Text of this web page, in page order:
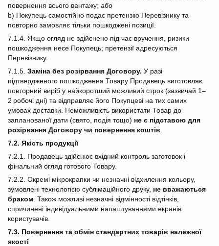
повернення всього вантажу; або
b) Покупець самостійно подає претензію Перевізнику та
повторно замовляє тільки пошкоджені позиції.
7.1.4. Якщо огляд не здійснено під час вручення, ризики
пошкодження несе Покупець; претензії адресуються
Перевізнику.
7.1.5. Заміна без розірвання Договору. У разі
підтвердженого пошкодження Товару Продавець виготовляє
повторний виріб у найкоротший можливий строк (зазвичай 1–
2 робочі дні) та відправляє його Покупцеві на тих самих
умовах доставки. Неможливість використати Товар до
запланованої дати (свято, подія тощо) не є підставою для
розірвання Договору чи повернення коштів
7.2. Якість продукції
7.2.1. Продавець здійснює вхідний контроль заготовок і
фінальний огляд готового Товару.
7.2.2. Окремі мікрокрапки чи незначні відхилення кольору,
зумовлені технологією сублімаційного друку, не вважаються
браком . Також можливі незначні відмінності відтінків,
спричинені індивідуальними налаштуваннями екранів
користувачів.
7.3. Повернення та обмін стандартних товарів належної
якості